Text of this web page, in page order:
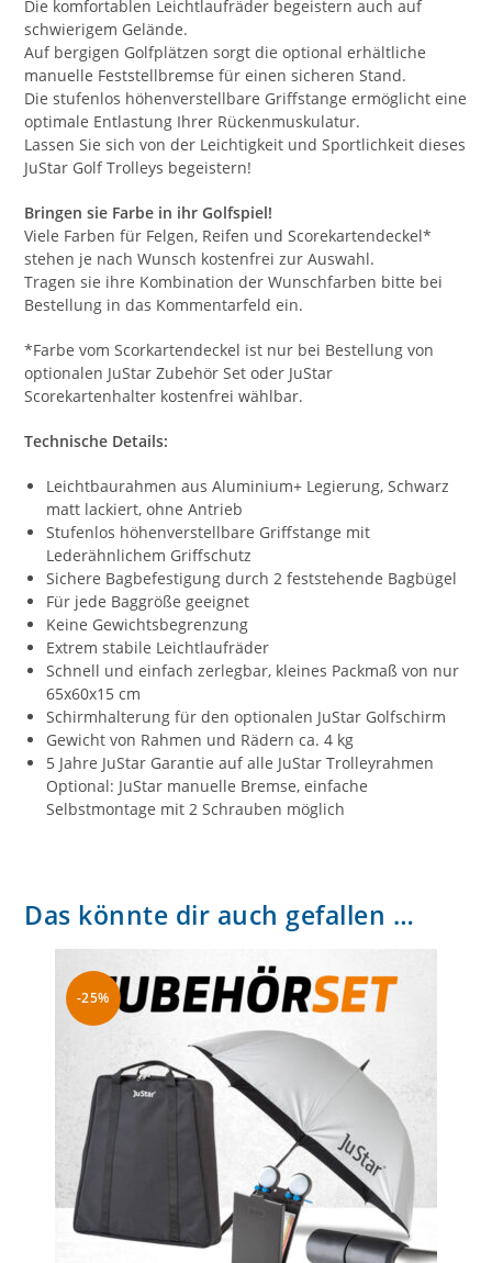
Die komfortablen Leichtlaufräder begeistern auch auf
schwierigem Gelände.
Auf bergigen Golfplätzen sorgt die optional erhältliche
manuelle Feststellbremse für einen sicheren Stand.
Die stufenlos höhenverstellbare Griffstange ermöglicht eine
optimale Entlastung Ihrer Rückenmuskulatur.
Lassen Sie sich von der Leichtigkeit und Sportlichkeit dieses
JuStar Golf Trolleys begeistern!
Bringen sie Farbe in ihr Golfspiel!
Viele Farben für Felgen, Reifen und Scorekartendeckel*
stehen je nach Wunsch kostenfrei zur Auswahl.
Tragen sie ihre Kombination der Wunschfarben bitte bei
Bestellung in das Kommentarfeld ein.
*Farbe vom Scorkartendeckel ist nur bei Bestellung von
optionalen JuStar Zubehör Set oder JuStar
Scorekartenhalter kostenfrei wählbar.
Technische Details:
Leichtbaurahmen aus Aluminium+ Legierung, Schwarz
matt lackiert, ohne Antrieb
Stufenlos höhenverstellbare Griffstange mit
Lederähnlichem Griffschutz
Sichere Bagbefestigung durch 2 feststehende Bagbügel
Für jede Baggröße geeignet
Keine Gewichtsbegrenzung
Extrem stabile Leichtlaufräder
Schnell und einfach zerlegbar, kleines Packmaß von nur
65x60x15 cm
Schirmhalterung für den optionalen JuStar Golfschirm
Gewicht von Rahmen und Rädern ca. 4 kg
5 Jahre JuStar Garantie auf alle JuStar Trolleyrahmen
Optional: JuStar manuelle Bremse, einfache
Selbstmontage mit 2 Schrauben möglich
Das könnte dir auch gefallen …
-25%